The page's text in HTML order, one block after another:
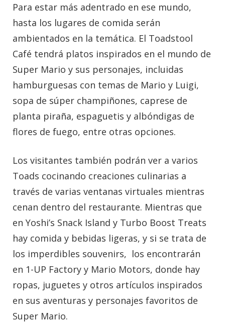
Para estar más adentrado en ese mundo,
hasta los lugares de comida serán
ambientados en la temática. El Toadstool
Café tendrá platos inspirados en el mundo de
Super Mario y sus personajes, incluidas
hamburguesas con temas de Mario y Luigi,
sopa de súper champiñones, caprese de
planta piraña, espaguetis y albóndigas de
flores de fuego, entre otras opciones.
Los visitantes también podrán ver a varios
Toads cocinando creaciones culinarias a
través de varias ventanas virtuales mientras
cenan dentro del restaurante. Mientras que
en Yoshi’s Snack Island y Turbo Boost Treats
hay comida y bebidas ligeras, y si se trata de
los imperdibles souvenirs, los encontrarán
en 1-UP Factory y Mario Motors, donde hay
ropas, juguetes y otros artículos inspirados
en sus aventuras y personajes favoritos de
Super Mario.